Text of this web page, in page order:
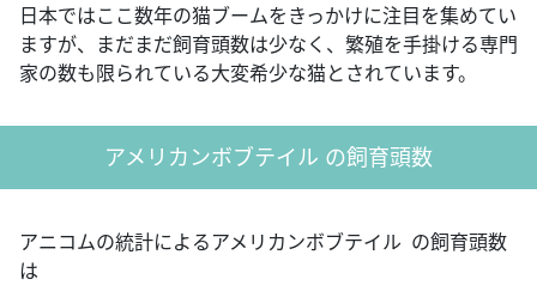
日本ではここ数年の猫ブームをきっかけに注目を集めてい
ますが、まだまだ飼育頭数は少なく、繁殖を手掛ける専門
家の数も限られている大変希少な猫とされています。
アメリカンボブテイル の飼育頭数
アニコムの統計によるアメリカンボブテイル の飼育頭数
は